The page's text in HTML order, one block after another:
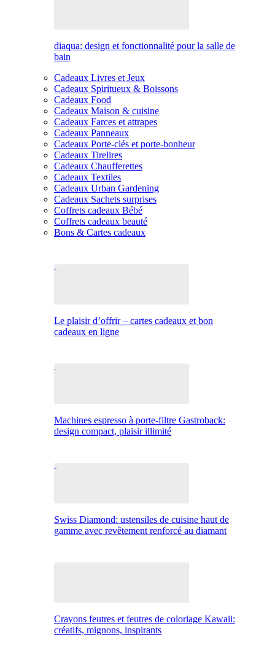
diaqua: design et fonctionnalité pour la salle de
bain
Cadeaux Livres et Jeux
Cadeaux Spiritueux & Boissons
Cadeaux Food
Cadeaux Maison & cuisine
Cadeaux Farces et attrapes
Cadeaux Panneaux
Cadeaux Porte-clés et porte-bonheur
Cadeaux Tirelires
Cadeaux Chaufferettes
Cadeaux Textiles
Cadeaux Urban Gardening
Cadeaux Sachets surprises
Coffrets cadeaux Bébé
Coffrets cadeaux beauté
Bons & Cartes cadeaux
Le plaisir d’offrir – cartes cadeaux et bon
cadeaux en ligne
Machines espresso à porte-filtre Gastroback:
design compact, plaisir illimité
Swiss Diamond: ustensiles de cuisine haut de
gamme avec revêtement renforcé au diamant
Crayons feutres et feutres de coloriage Kawaii:
créatifs, mignons, inspirants